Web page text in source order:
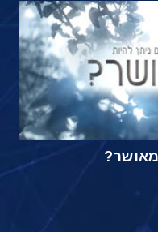
מאושר?